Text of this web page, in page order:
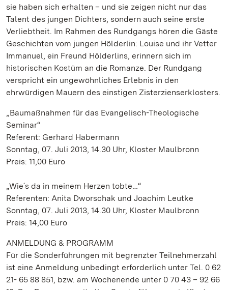
sie haben sich erhalten – und sie zeigen nicht nur das
Talent des jungen Dichters, sondern auch seine erste
Verliebtheit. Im Rahmen des Rundgangs hören die Gäste
Geschichten vom jungen Hölderlin: Louise und ihr Vetter
Immanuel, ein Freund Hölderlins, erinnern sich im
historischen Kostüm an die Romanze. Der Rundgang
verspricht ein ungewöhnliches Erlebnis in den
ehrwürdigen Mauern des einstigen Zisterzienserklosters.
„Baumaßnahmen für das Evangelisch-Theologische
Seminar“
Referent: Gerhard Habermann
Sonntag, 07. Juli 2013, 14.30 Uhr, Kloster Maulbronn
Preis: 11,00 Euro
„Wie´s da in meinem Herzen tobte…“
Referenten: Anita Dworschak und Joachim Leutke
Sonntag, 07. Juli 2013, 14.30 Uhr, Kloster Maulbronn
Preis: 14,00 Euro
ANMELDUNG & PROGRAMM
Für die Sonderführungen mit begrenzter Teilnehmerzahl
ist eine Anmeldung unbedingt erforderlich unter Tel. 0 62
21- 65 88 851, bzw. am Wochenende unter 0 70 43 – 92 66